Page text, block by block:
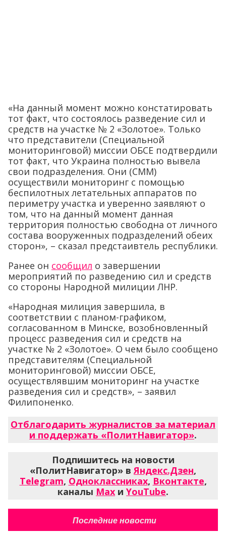
«На данный момент можно констатировать
тот факт, что состоялось разведение сил и
средств на участке № 2 «Золотое». Только
что представители (Специальной
мониторинговой) миссии ОБСЕ подтвердили
тот факт, что Украина полностью вывела
свои подразделения. Они (СММ)
осуществили мониторинг с помощью
беспилотных летательных аппаратов по
периметру участка и уверенно заявляют о
том, что на данный момент данная
территория полностью свободна от личного
состава вооруженных подразделений обеих
сторон», – сказал предстаивтель республики.
Ранее он сообщил о завершении
мероприятий по разведению сил и средств
со стороны Народной милиции ЛНР.
«Народная милиция завершила, в
соответствии с планом-графиком,
согласованном в Минске, возобновленный
процесс разведения сил и средств на
участке № 2 «Золотое». О чем было сообщено
представителям (Специальной
мониторинговой) миссии ОБСЕ,
осуществлявшим мониторинг на участке
разведения сил и средств», – заявил
Филипоненко.
Отблагодарить журналистов за материал
и поддержать «ПолитНавигатор».
Подпишитесь на новости
«ПолитНавигатор» вЯндекс.Дзен,
Telegram, Одноклассниках, Вконтакте,
каналы Max и YouTube.
Последние новости